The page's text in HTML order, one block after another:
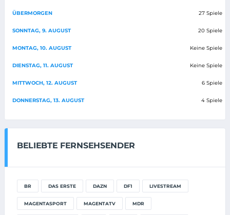
ÜBERMORGEN 27 Spiele
SONNTAG, 9. AUGUST 20 Spiele
MONTAG, 10. AUGUST Keine Spiele
DIENSTAG, 11. AUGUST Keine Spiele
MITTWOCH, 12. AUGUST 6 Spiele
DONNERSTAG, 13. AUGUST 4 Spiele
BELIEBTE FERNSEHSENDER
BR DAS ERSTE DAZN DF1 LIVESTREAM
MAGENTASPORT MAGENTATV MDR